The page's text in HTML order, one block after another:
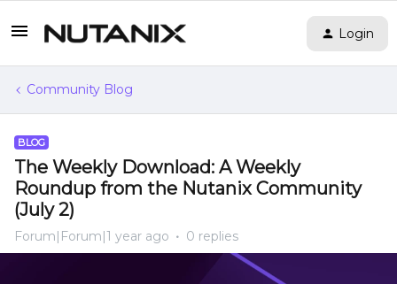
Login
Community Blog
BLOG
The Weekly Download: A Weekly
Roundup from the Nutanix Community
(July 2)
Forum|Forum|1 year ago 0 replies